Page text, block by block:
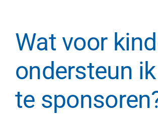
Wat voor
ondersteun
te